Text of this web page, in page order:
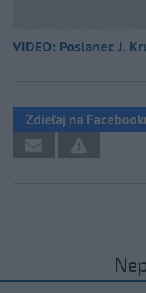
VIDEO: Poslanec J.
Zdieľaj na